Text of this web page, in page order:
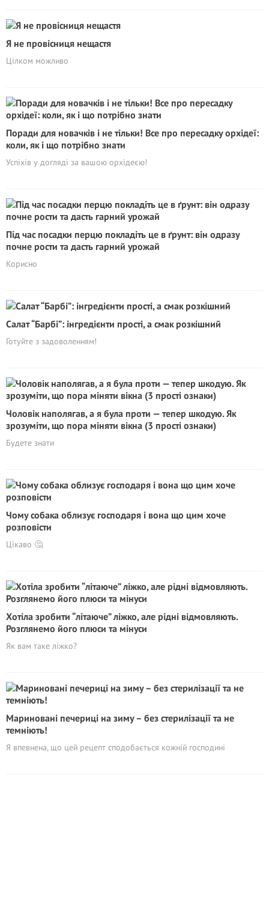
Я не провісниця нещастя
Цілком можливо
Поради для новачків і не тільки! Все про пересадку орхідеї:
коли, як і що потрібно знати
Успіхів у догляді за вашою орхідеєю!
Під час посадки перцю покладіть це в ґрунт: він одразу
почне рости та дасть гарний урожай
Корисно
Салат “Барбі”: інгредієнти прості, а смак розкішний
Готуйте з задоволенням!
Чоловік наполягав, а я була проти — тепер шкодую. Як
зрозуміти, що пора міняти вікна (3 прості ознаки)
Будете знати
Чому собака облизує господаря і вона що цим хоче
розповісти
Цікаво 🤔
Хотіла зробити “літаюче” ліжко, але рідні відмовляють.
Розглянемо його плюси та мінуси
Як вам таке ліжко?
Мариновані печериці на зиму – без стерилiзації та не
темніють!
Я впевнена, що цей рецепт сподобається кожній господині